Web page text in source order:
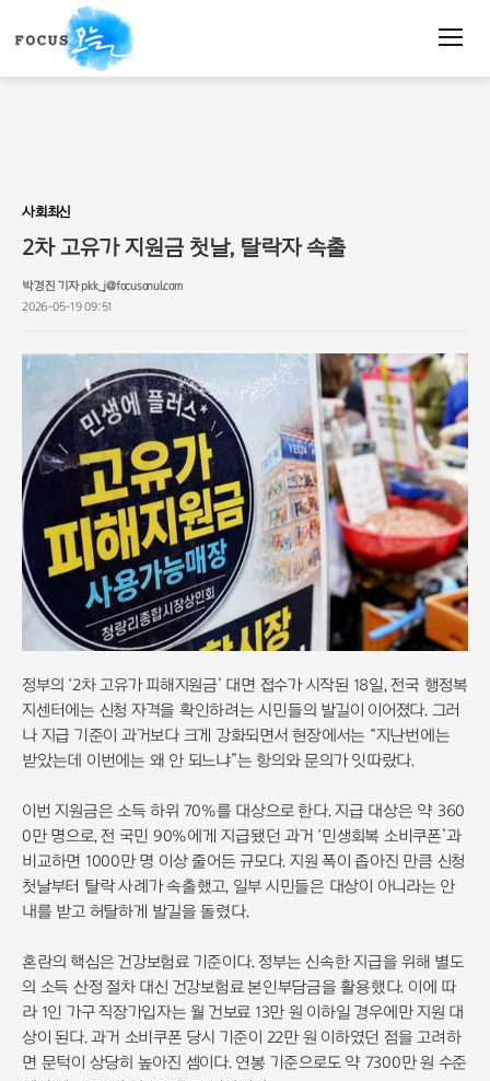
주
사회최신
2차 고유가 지원금 첫날, 탈락자 속출
박경진 기자 pkk_j@focusonul.com
2026-05-19 09:51
정부의 ‘2차 고유가 피해지원금’ 대면 접수가 시작된 18일, 전국 행정복
지센터에는 신청 자격을 확인하려는 시민들의 발길이 이어졌다. 그러
나 지급 기준이 과거보다 크게 강화되면서 현장에서는 “지난번에는
받았는데 이번에는 왜 안 되느냐”는 항의와 문의가 잇따랐다.
이번 지원금은 소득 하위 70%를 대상으로 한다. 지급 대상은 약 360
0만 명으로, 전 국민 90%에게 지급됐던 과거 ‘민생회복 소비쿠폰’과
비교하면 1000만 명 이상 줄어든 규모다. 지원 폭이 좁아진 만큼 신청
첫날부터 탈락 사례가 속출했고, 일부 시민들은 대상이 아니라는 안
내를 받고 허탈하게 발길을 돌렸다.
혼란의 핵심은 건강보험료 기준이다. 정부는 신속한 지급을 위해 별도
의 소득 산정 절차 대신 건강보험료 본인부담금을 활용했다. 이에 따
라 1인 가구 직장가입자는 월 건보료 13만 원 이하일 경우에만 지원 대
상이 된다. 과거 소비쿠폰 당시 기준이 22만 원 이하였던 점을 고려하
면 문턱이 상당히 높아진 셈이다. 연봉 기준으로도 약 7300만 원 수준